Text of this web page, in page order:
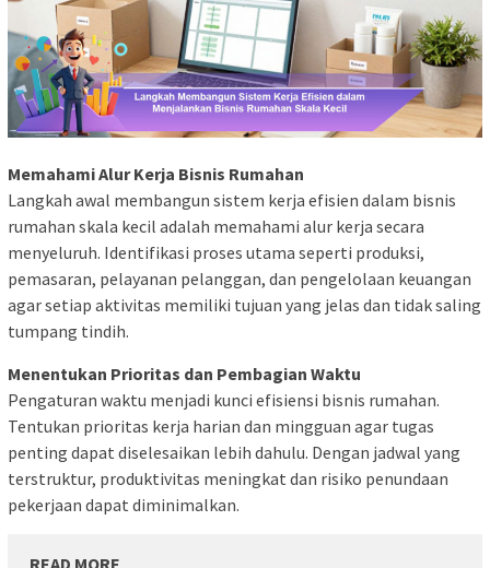
Memahami Alur Kerja Bisnis Rumahan
Langkah awal membangun sistem kerja efisien dalam bisnis
rumahan skala kecil adalah memahami alur kerja secara
menyeluruh. Identifikasi proses utama seperti produksi,
pemasaran, pelayanan pelanggan, dan pengelolaan keuangan
agar setiap aktivitas memiliki tujuan yang jelas dan tidak saling
tumpang tindih.
Menentukan Prioritas dan Pembagian Waktu
Pengaturan waktu menjadi kunci efisiensi bisnis rumahan.
Tentukan prioritas kerja harian dan mingguan agar tugas
penting dapat diselesaikan lebih dahulu. Dengan jadwal yang
terstruktur, produktivitas meningkat dan risiko penundaan
pekerjaan dapat diminimalkan.